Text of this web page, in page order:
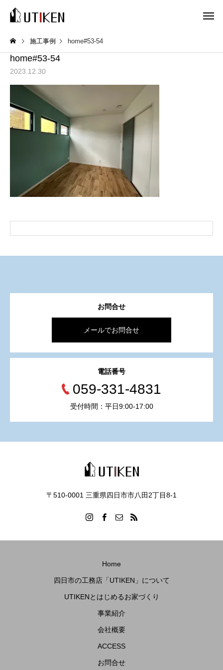
施工事例 home#53-54
home#53-54
2023.12.30
お問合せ
メールでお問合せ
電話番号
059-331-4831
受付時間：平日9:00-17:00
〒510-0001 三重県四日市市八田2丁目8‐1
Home
四日市の工務店「UTIKEN」について
UTIKENとはじめるお家づくり
事業紹介
会社概要
ACCESS
お問合せ